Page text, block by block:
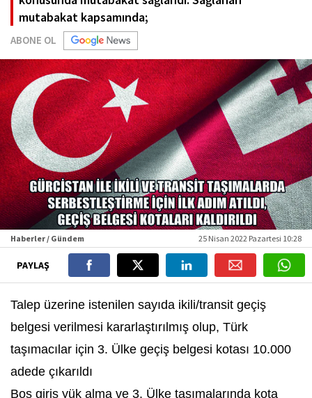
mutabakat kapsamında;
ABONE OL
Haberler / Gündem 25 Nisan 2022 Pazartesi 10:28
PAYLAŞ
Talep üzerine istenilen sayıda ikili/transit geçiş
belgesi verilmesi kararlaştırılmış olup, Türk
taşımacılar için 3. Ülke geçiş belgesi kotası 10.000
adede çıkarıldı
Boş giriş yük alma ve 3. Ülke taşımalarında kota